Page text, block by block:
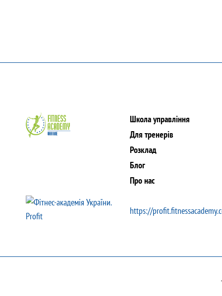
Школа управління
Для тренерів
Розклад
Блог
Про нас
https://